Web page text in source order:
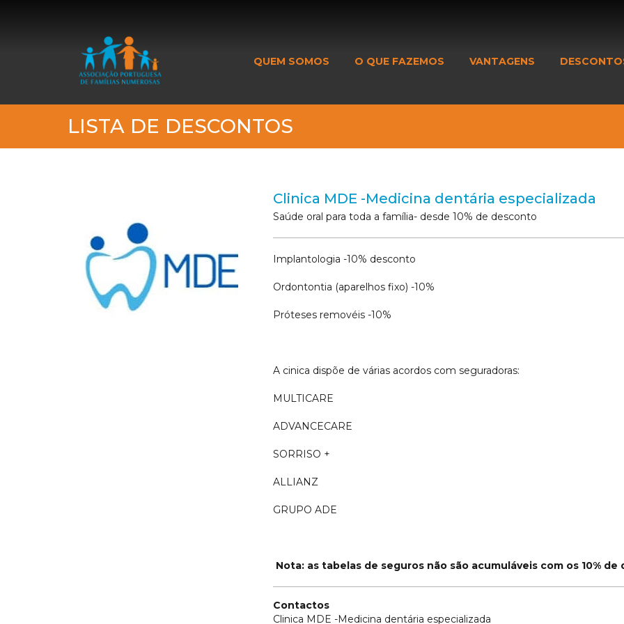
QUEM SOMOS O QUE FAZEMOS VANTAGENS
LISTA DE DESCONTOS
Clinica MDE -Medicina dentária especializada
Saúde oral para toda a família- desde 10% de desconto
Implantologia -10% desconto
Ordontontia (aparelhos fixo) -10%
Próteses removéis -10%
A cinica dispõe de várias acordos com seguradoras:
MULTICARE
ADVANCECARE
SORRISO +
ALLIANZ
GRUPO ADE
Nota: as tabelas de seguros não são acumuláveis com os 10% de
Contactos
Clinica MDE -Medicina dentária especializada